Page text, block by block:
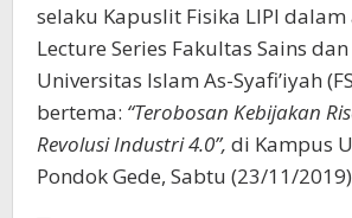
selaku Kapuslit Fisika LIPI dalam
Lecture Series Fakultas Sains
Universitas Islam As-Syafi’iyah
bertema: “Terobosan Kebijakan
Revolusi Industri 4.0”, di Kampus
Pondok Gede, Sabtu (23/11/